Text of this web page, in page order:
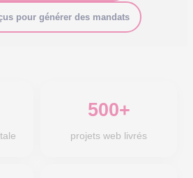
pour générer des mandats
500+
projets web livrés